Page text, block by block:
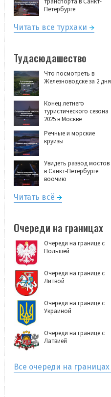
Петербурге
Читать все турхаки
Тудасюдашество
Что посмотреть в
Железноводске за 2 дня
Конец летнего
туристического сезона
2025 в Москве
Речные и морские
круизы
Увидеть развод мостов
в Санкт-Петербурге
воочию
Читать всё
Очереди на границах
Очереди на границе с
Польшей
Очереди на границе с
Литвой
Очереди на границе с
Украиной
Очереди на границе с
Латвией
Все очереди на границах